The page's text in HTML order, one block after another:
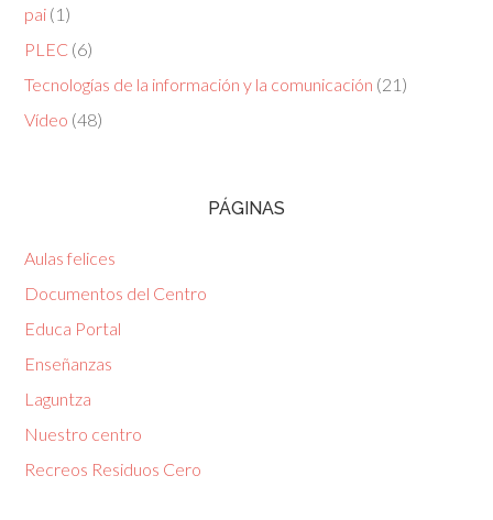
pai (1)
PLEC (6)
Tecnologías de la información y la comunicación (21)
Vídeo (48)
PÁGINAS
Aulas felices
Documentos del Centro
Educa Portal
Enseñanzas
Laguntza
Nuestro centro
Recreos Residuos Cero